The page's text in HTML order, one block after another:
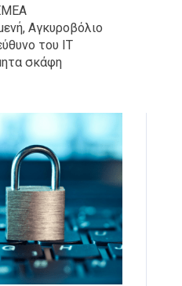
Αγκυροβόλιο
του IT
σκάφη